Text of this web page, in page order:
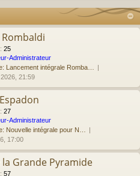
: 25
Administrateur
Lancement intégrale Romba…
2026, 21:59
: 27
Administrateur
Nouvelle intégrale pour N…
17:00
Grande Pyramide
: 57